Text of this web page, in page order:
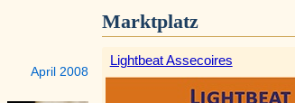
April 2008
Marktplatz
Lightbeat Assecoires